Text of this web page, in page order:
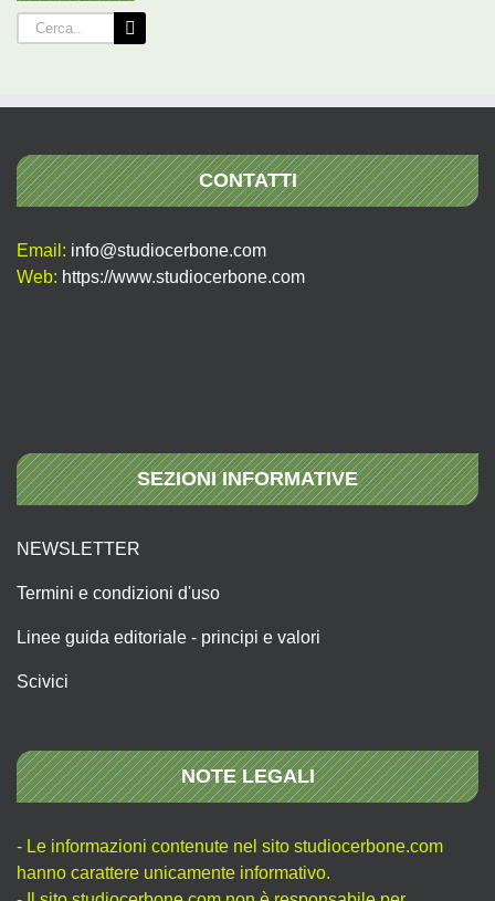
Cerca
per:
CONTATTI
Email: info@studiocerbone.com
Web: https://www.studiocerbone.com
SEZIONI INFORMATIVE
NEWSLETTER
Termini e condizioni d'uso
Linee guida editoriale - principi e valori
Scivici
NOTE LEGALI
- Le informazioni contenute nel sito studiocerbone.com
hanno carattere unicamente informativo.